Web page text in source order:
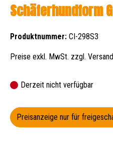
Schäferhundform
Produktnummer: CI-298S3
Preise exkl. MwSt. zzgl.
Derzeit nicht verfügbar
Preisanzeige nur für